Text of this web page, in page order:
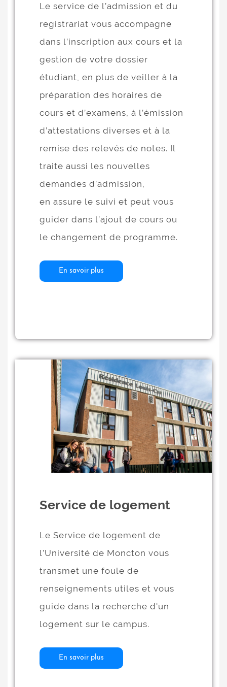
Le service de l’admission et du
registrariat vous accompagne
dans l’inscription aux cours et la
gestion de votre dossier
étudiant, en plus de veiller à la
préparation des horaires de
cours et d’examens, à l’émission
d’attestations diverses et à la
remise des relevés de notes. Il
traite aussi les nouvelles
demandes d’admission,
en assure le suivi et peut vous
guider dans l’ajout de cours ou
le changement de programme.
En savoir plus
Service de logement
Le Service de logement de
l’Université de Moncton vous
transmet une foule de
renseignements utiles et vous
guide dans la recherche d'un
logement sur le campus.
En savoir plus